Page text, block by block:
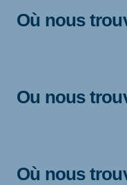
Où nous
Ou nous
Où nous